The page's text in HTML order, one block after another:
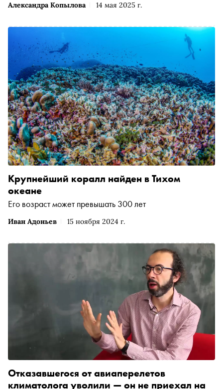
Александра Копылова 14 мая 2025 г.
Иван Адоньев 15 ноября 2024 г.
Крупнейший коралл найден в Тихом
океане
Его возраст может превышать 300 лет
Отказавшегося от авиаперелетов
климатолога уволили — он не приехал на